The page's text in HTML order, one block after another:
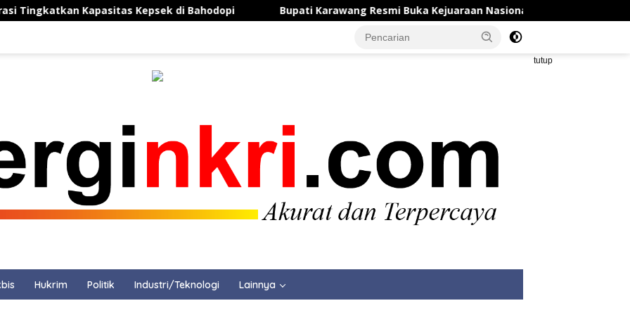
Kepsek di Bahodopi Bupati Karawang Resmi Buka Kejuaraan Nasional Judo Mahasiswa Antar Perguruan
tutup
Hukrim Politik Industri/Teknologi Lainnya